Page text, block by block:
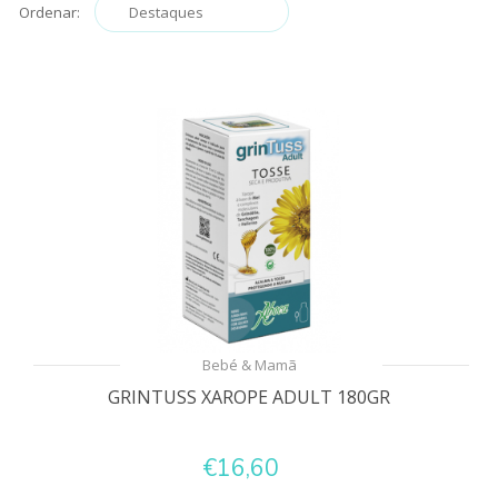
Ordenar:
Bebé & Mamã
GRINTUSS XAROPE ADULT 180GR
€16,60